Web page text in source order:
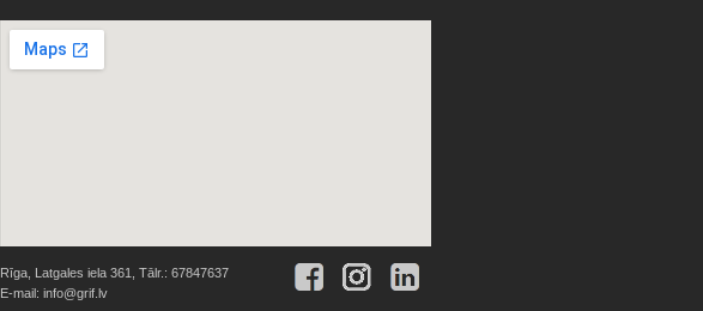
Rīga, Latgales iela 361, Tālr.: 67847637
E-mail: info@grif.lv